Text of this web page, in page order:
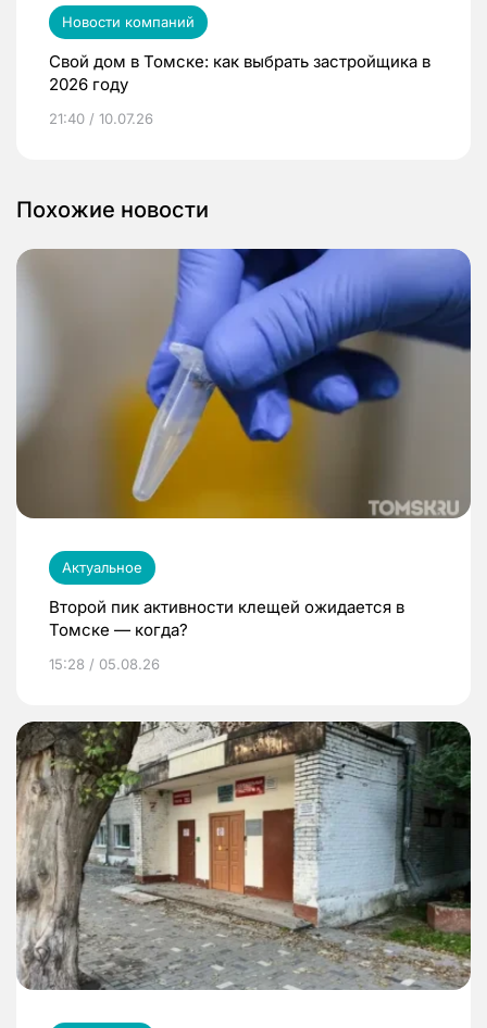
Новости компаний
Свой дом в Томске: как выбрать застройщика в
2026 году
21:40 / 10.07.26
Похожие новости
Актуальное
Второй пик активности клещей ожидается в
Томске — когда?
15:28 / 05.08.26